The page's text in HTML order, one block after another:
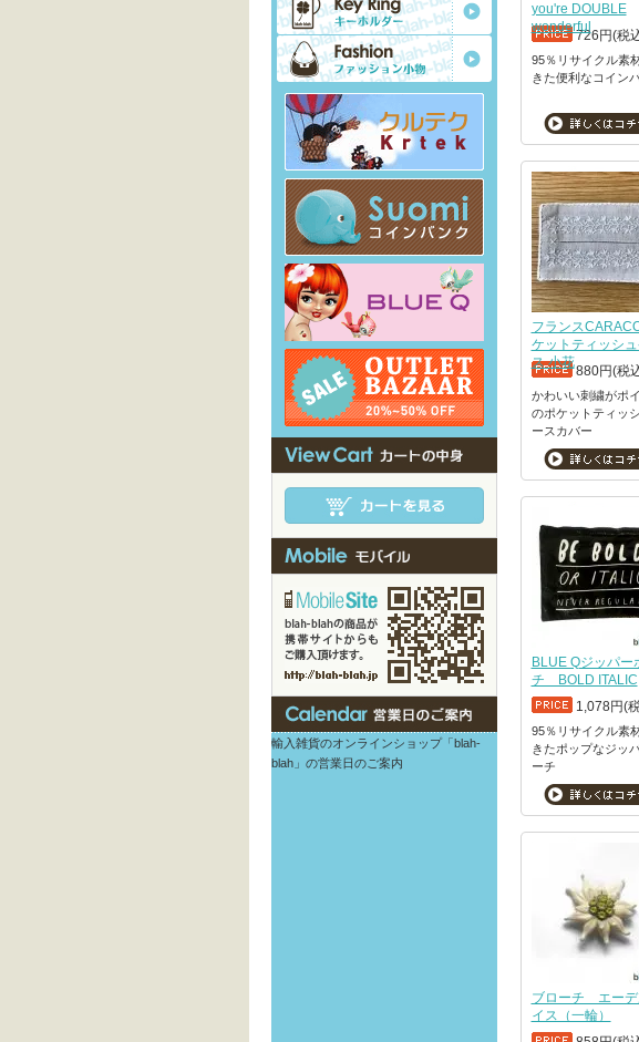
you're DOUBLE
wonderful
726円(税
95％リサイクル素
きた便利なコイン
フランス
ケットティッシ
ス 小花
880円(税
かわいい刺繍がポ
のポケットティッ
ースカバー
BLUE Qジッパー
チ BOLD ITALIC
1,078円(
95％リサイクル素
きたポップなジッ
ーチ
ブローチ エーデ
イス（一輪）
輸入雑貨のオンラインショップ「blah-
blah」の営業日のご案内